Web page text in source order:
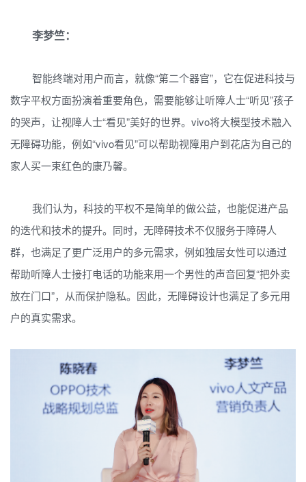
李梦竺：
智能终端对用户而言，就像“第二个器官”，它在促进科技与
数字平权方面扮演着重要角色，需要能够让听障人士“听见”孩子
的哭声，让视障人士“看见”美好的世界。vivo将大模型技术融入
无障碍功能，例如“vivo看见”可以帮助视障用户到花店为自己的
家人买一束红色的康乃馨。
我们认为，科技的平权不是简单的做公益，也能促进产品
的迭代和技术的提升。同时，无障碍技术不仅服务于障碍人
群，也满足了更广泛用户的多元需求，例如独居女性可以通过
帮助听障人士接打电话的功能来用一个男性的声音回复“把外卖
放在门口”，从而保护隐私。因此，无障碍设计也满足了多元用
户的真实需求。